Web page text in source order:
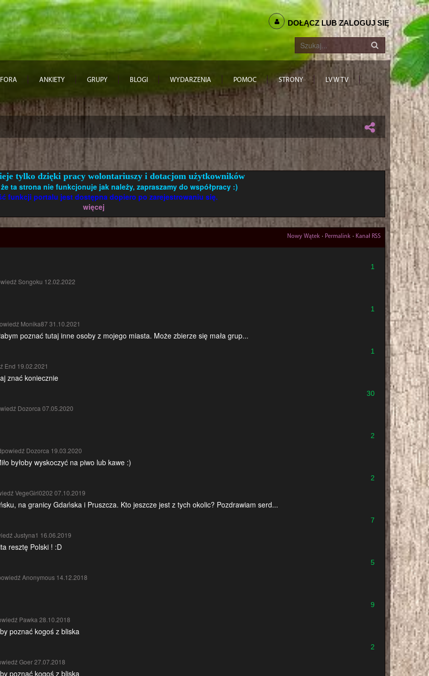
DOŁĄCZ LUB ZALOGUJ SIĘ
FORA ANKIETY GRUPY BLOGI WYDARZENIA POMOC STRONY LV W TV
tylko dzięki pracy wolontariuszy i dotacjom użytkowników
ta strona nie funkcjonuje jak należy, zapraszamy do współpracy :)
funkcji portalu jest dostępna dopiero po zarejestrowaniu się.
więcej
Nowy Wątek Permalink Kanał RSS
Songoku 12.02.2022
1
Monika87 31.10.2021
poznać tutaj inne osoby z mojego miasta. Może zbierze się mała grup...
1
End 19.02.2021
znać koniecznie
1
Dozorca 07.05.2020
30
Dozorca 19.03.2020
byłoby wyskoczyć na piwo lub kawe :)
2
VegeGirl0202 07.10.2019
na granicy Gdańska i Pruszcza. Kto jeszcze jest z tych okolic? Pozdrawiam serd...
2
Justyna1 16.06.2019
resztę Polski ! :D
7
Anonymous 14.12.2018
5
Pawka 28.10.2018
poznać kogoś z bliska
9
Goer 27.07.2018
poznać kogoś z bliska
2